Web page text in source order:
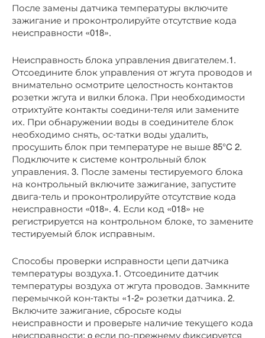
После замены датчика температуры включите
зажигание и проконтролируйте отсутствие кода
неисправности «018».
Неисправность блока управления двигателем.1.
Отсоедините блок управления от жгута проводов и
внимательно осмотрите целостность контактов
розетки жгута и вилки блока. При необходимости
отрихтуйте контакты соедини-теля или замените
их. При обнаружении воды в соединителе блок
необходимо снять, ос-татки воды удалить,
просушить блок при температуре не выше 85°C 2.
Подключите к системе контрольный блок
управления. 3. После замены тестируемого блока
на контрольный включите зажигание, запустите
двига-тель и проконтролируйте отсутствие кода
неисправности «018». 4. Если код «018» не
регистрируется на контрольном блоке, то замените
тестируемый блок исправным.
Способы проверки исправности цепи датчика
температуры воздуха.1. Отсоедините датчик
температуры воздуха от жгута проводов. Замкните
перемычкой кон-такты «1-2» розетки датчика. 2.
Включите зажигание, сбросьте коды
неисправности и проверьте наличие текущего кода
неисправности: o если по-прежнему фиксируется